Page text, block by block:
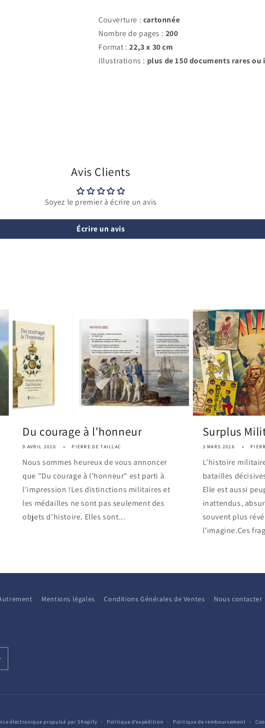
Couverture : cartonnée
Nombre de pages : 200
Format :22,3 x 30 cm
Illustrations : plus de 150 documents rares ou
Avis Clients
Soyez le premier à écrire un avis
Écrire un avis
Du courage à l'honneur
9 AVRIL 2026 PIERRE DE TAILLAC
Nous sommes heureux de vous annoncer
que "Du courage à l’honneur" est parti à
l’impression !Les distinctions militaires et
les médailles ne sont pas seulement des
objets d’histoire. Elles sont...
Surplus
3 MARS 2026
L’histoire
batailles
Elle est aussi
inattendus,
souvent plus
l’imagine.Ces
Mentions légales Conditions Générales de Ventes Nous contacter
électronique propulsé par Shopify Politique d’expédition Politique de remboursement